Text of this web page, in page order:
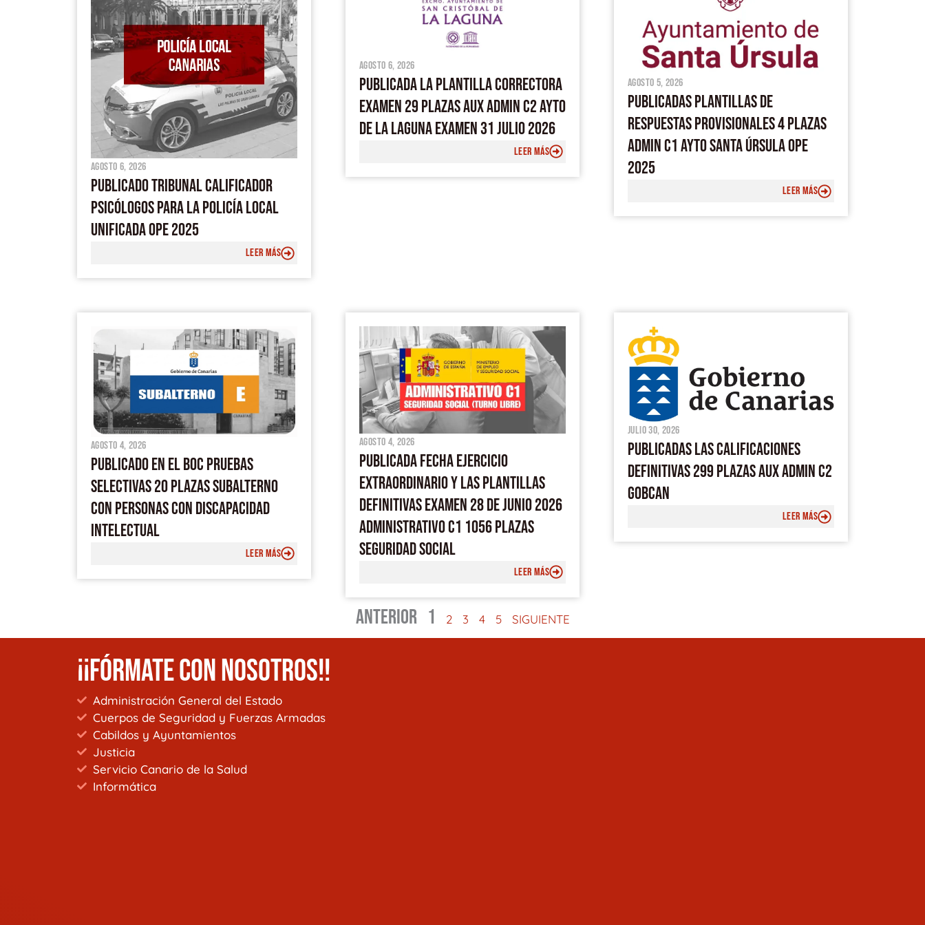
agosto 6, 2026
PUBLICADO TRIBUNAL CALIFICADOR
PSICÓLOGOS PARA LA POLICÍA LOCAL
UNIFICADA OPE 2025
LEER MÁS
agosto 6, 2026
PUBLICADA LA PLANTILLA CORRECTORA
EXAMEN 29 PLAZAS AUX ADMIN C2 AYTO
DE LA LAGUNA EXAMEN 31 JULIO 2026
LEER MÁS
agosto 5, 2026
PUBLICADAS PLANTILLAS DE
RESPUESTAS PROVISIONALES 4 PLAZAS
ADMIN C1 AYTO SANTA ÚRSULA OPE
2025
LEER MÁS
agosto 4, 2026
PUBLICADO EN EL BOC PRUEBAS
SELECTIVAS 20 PLAZAS SUBALTERNO
CON PERSONAS CON DISCAPACIDAD
INTELECTUAL
LEER MÁS
agosto 4, 2026
PUBLICADA FECHA EJERCICIO
EXTRAORDINARIO Y LAS PLANTILLAS
DEFINITIVAS EXAMEN 28 DE JUNIO 2026
ADMINISTRATIVO C1 1056 PLAZAS
SEGURIDAD SOCIAL
LEER MÁS
julio 30, 2026
PUBLICADAS LAS CALIFICACIONES
DEFINITIVAS 299 PLAZAS AUX ADMIN C2
GOBCAN
LEER MÁS
ANTERIOR 1 2 3 4 5 SIGUIENTE
¡¡FÓRMATE CON NOSOTROS!!
Administración General del Estado
Cuerpos de Seguridad y Fuerzas Armadas
Cabildos y Ayuntamientos
Justicia
Servicio Canario de la Salud
Informática